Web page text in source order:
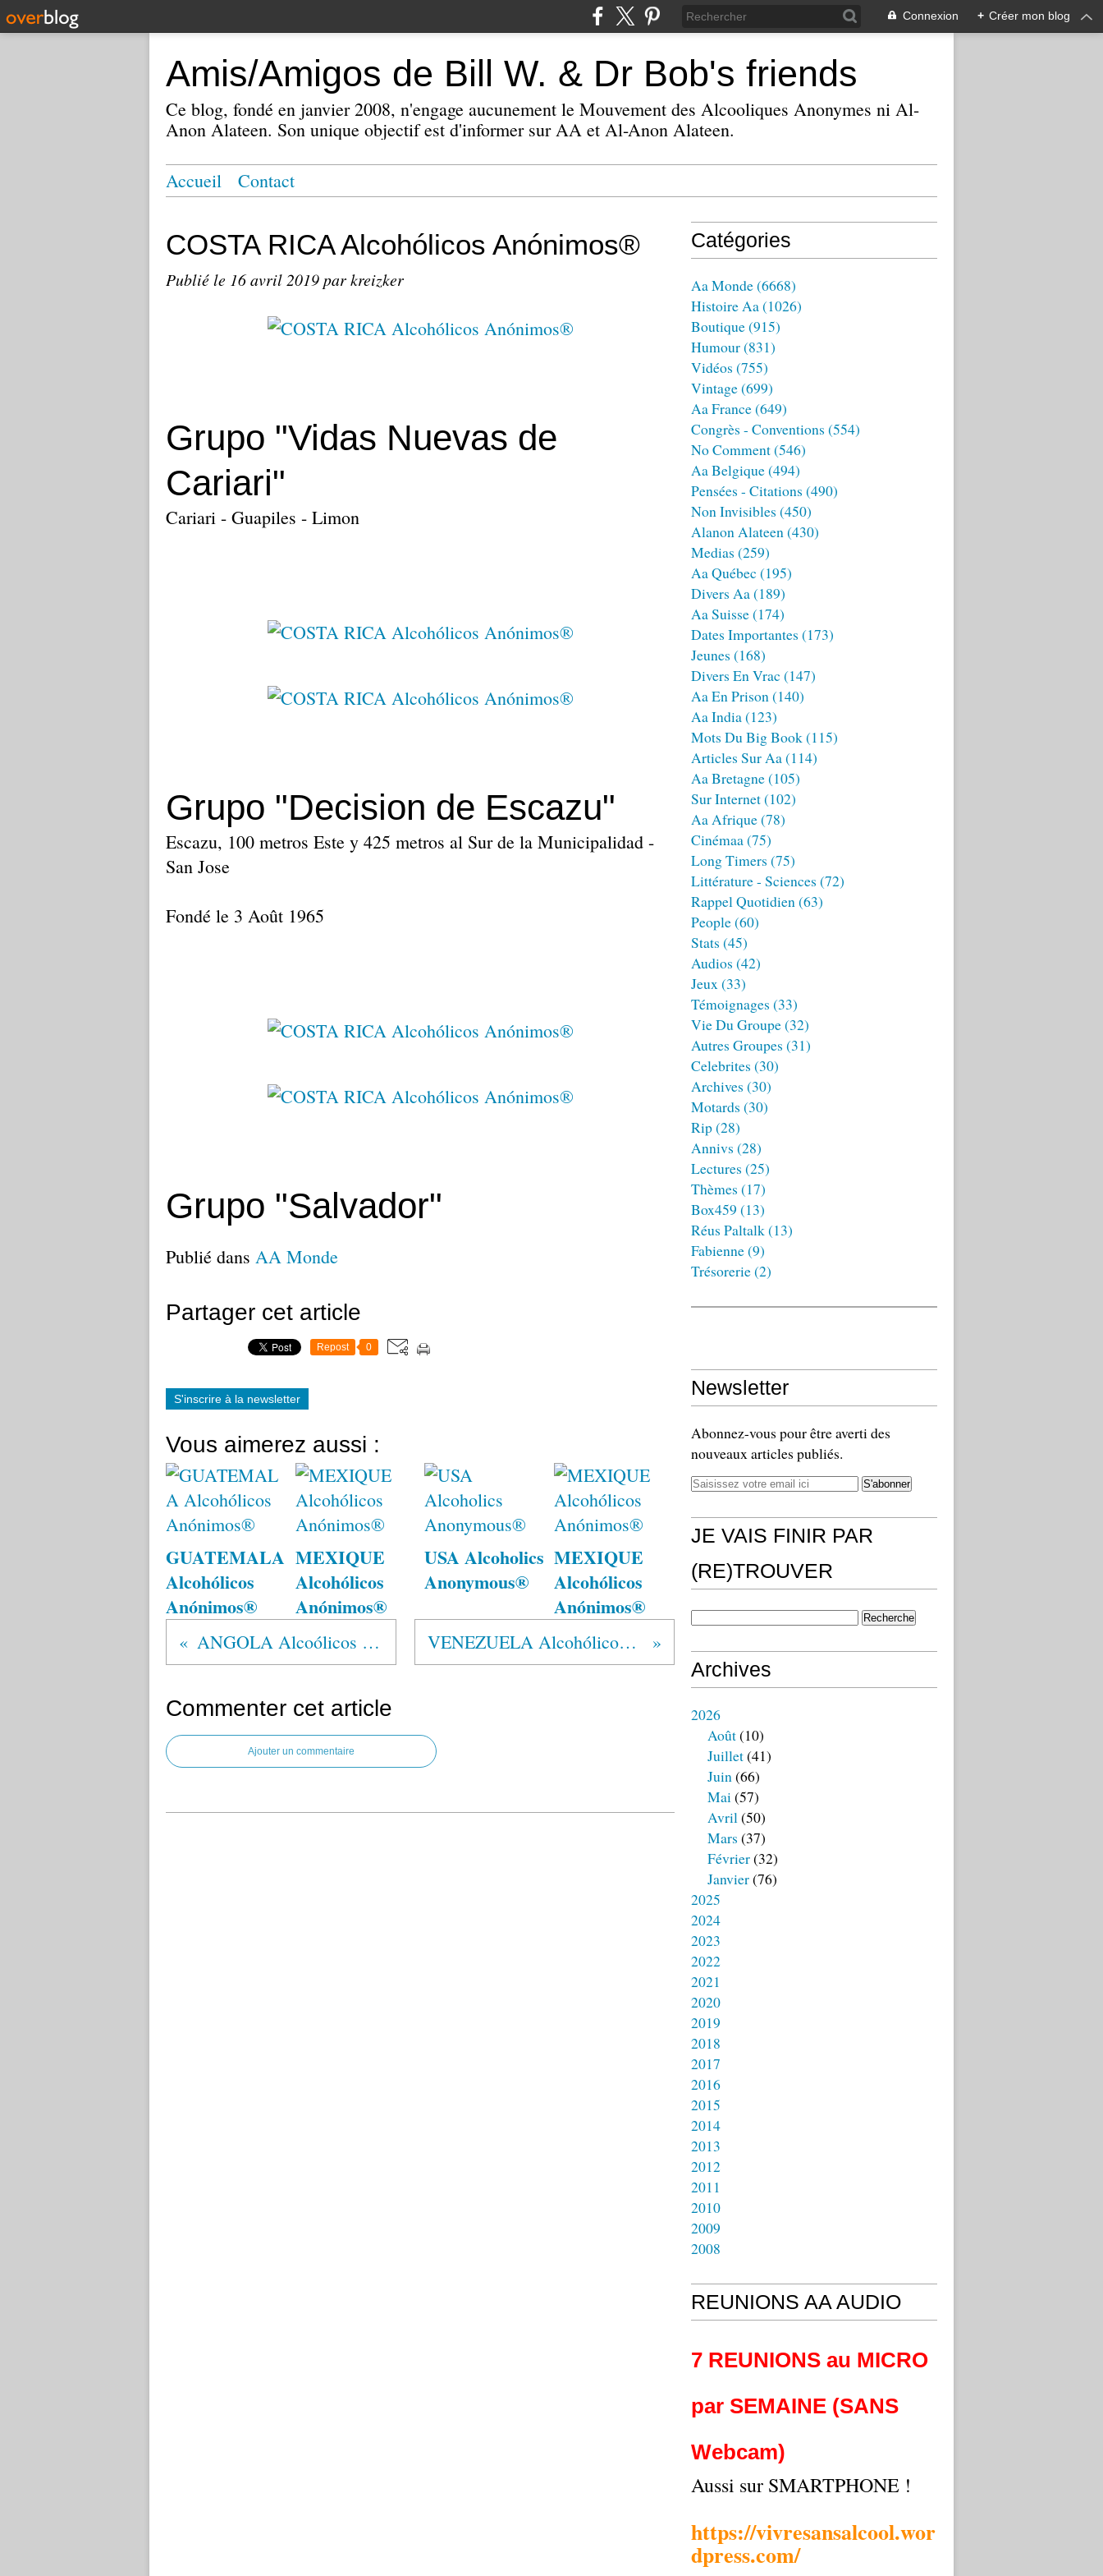
Connexion + Créer mon blog
Amis/Amigos de Bill W. & Dr Bob's friends
Ce blog, fondé en janvier 2008, n'engage aucunement le Mouvement des Alcooliques Anonymes ni Al-
Anon Alateen. Son unique objectif est d'informer sur AA et Al-Anon Alateen.
Accueil Contact
COSTA RICA Alcohólicos Anónimos®
Publié le 16 avril 2019par kreizker
Grupo "Vidas Nuevas de
Cariari"
Cariari - Guapiles - Limon
Grupo "Decision de Escazu"
Escazu, 100 metros Este y 425 metros al Sur de la Municipalidad -
San Jose
Fondé le 3 Août 1965
Grupo "Salvador"
Publié dans AA Monde
Partager cet article
Repost 0
S'inscrire à la newsletter
Vous aimerez aussi :
GUATEMALA
Alcohólicos
Anónimos®
MEXIQUE
Alcohólicos
Anónimos®
USA Alcoholics
Anonymous®
MEXIQUE
Alcohólicos
Anónimos®
ANGOLA Alcoólicos Anónimos® VENEZUELA Alcohólicos Anónimos®
Commenter cet article
Ajouter un commentaire
Catégories
Aa Monde(6668)
Histoire Aa(1026)
Boutique(915)
Humour(831)
Vidéos (755)
Vintage(699)
Aa France(649)
Congrès - Conventions (554)
No Comment(546)
Aa Belgique(494)
Pensées - Citations (490)
Non Invisibles (450)
Alanon Alateen(430)
Medias (259)
Aa Québec (195)
Divers Aa(189)
Aa Suisse(174)
Dates Importantes (173)
Jeunes (168)
Divers En Vrac (147)
Aa En Prison(140)
Aa India(123)
Mots Du Big Book(115)
Articles Sur Aa(114)
Aa Bretagne(105)
Sur Internet(102)
Aa Afrique(78)
Cinémaa(75)
Long Timers (75)
Littérature - Sciences (72)
Rappel Quotidien(63)
People(60)
Stats (45)
Audios (42)
Jeux(33)
Témoignages (33)
Vie Du Groupe(32)
Autres Groupes (31)
Celebrites (30)
Archives (30)
Motards (30)
Rip(28)
Annivs (28)
Lectures (25)
Thèmes (17)
Box459 (13)
Réus Paltalk(13)
Fabienne(9)
Trésorerie(2)
Newsletter
Abonnez-vous pour être averti des
nouveaux articles publiés.
JE VAIS FINIR PAR
(RE)TROUVER
Archives
2026
Août(10)
Juillet(41)
Juin(66)
Mai(57)
Avril(50)
Mars (37)
Février(32)
Janvier(76)
2025
2024
2023
2022
2021
2020
2019
2018
2017
2016
2015
2014
2013
2012
2011
2010
2009
2008
REUNIONS AA AUDIO
7 REUNIONS au MICRO
par SEMAINE (SANS
Webcam)
Aussi sur SMARTPHONE !
https://vivresansalcool.wor
dpress.com/